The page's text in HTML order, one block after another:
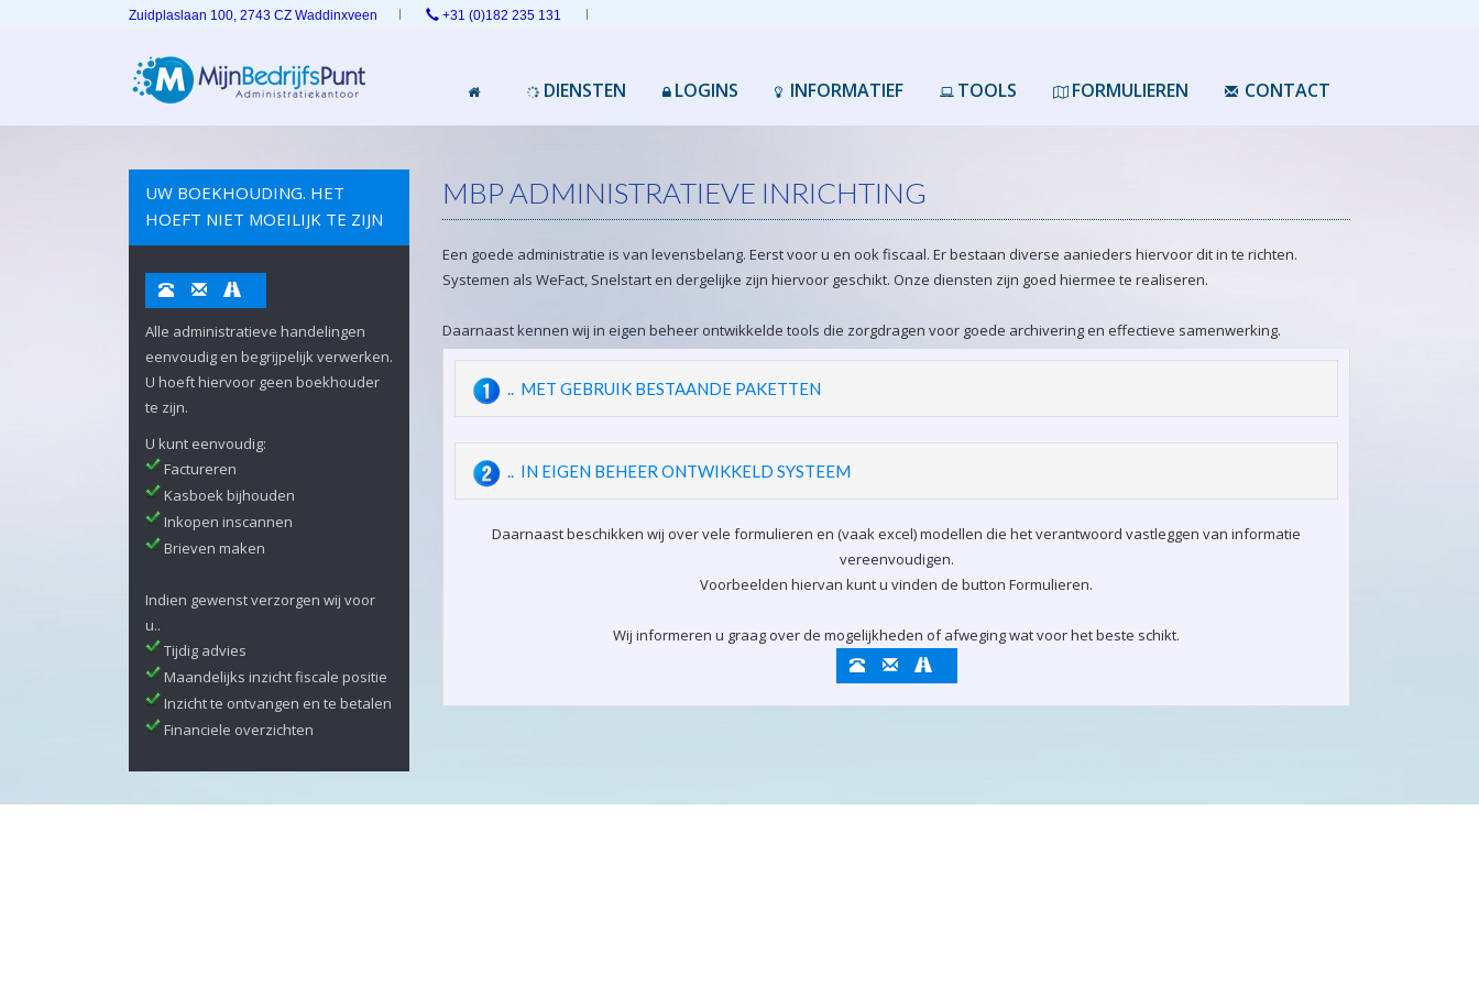
Zuidplaslaan 100, 2743 CZ Waddinxveen +31 (0)182 235 131
DIENSTEN LOGINS INFORMATIEF TOOLS FORMULIEREN CONTACT
UW BOEKHOUDING. HET
HOEFT NIET MOEILIJK TE ZIJN
Alle administratieve handelingen
eenvoudig en begrijpelijk verwerken.
U hoeft hiervoor geen boekhouder
te zijn.
U kunt eenvoudig:
Factureren
Kasboek bijhouden
Inkopen inscannen
Brieven maken
Indien gewenst verzorgen wij voor
u..
Tijdig advies
Maandelijks inzicht fiscale positie
Inzicht te ontvangen en te betalen
Financiele overzichten
MBP ADMINISTRATIEVE INRICHTING
Een goede administratie is van levensbelang. Eerst voor u en ook fiscaal. Er bestaan diverse aanieders hiervoor dit in te richten.
Systemen als WeFact, Snelstart en dergelijke zijn hiervoor geschikt. Onze diensten zijn goed hiermee te realiseren.
Daarnaast kennen wij in eigen beheer ontwikkelde tools die zorgdragen voor goede archivering en effectieve samenwerking.
.. MET GEBRUIK BESTAANDE PAKETTEN
.. IN EIGEN BEHEER ONTWIKKELD SYSTEEM
Daarnaast beschikken wij over vele formulieren en (vaak excel) modellen die het verantwoord vastleggen van informatie
vereenvoudigen.
Voorbeelden hiervan kunt u vinden de button Formulieren.
Wij informeren u graag over de mogelijkheden of afweging wat voor het beste schikt.